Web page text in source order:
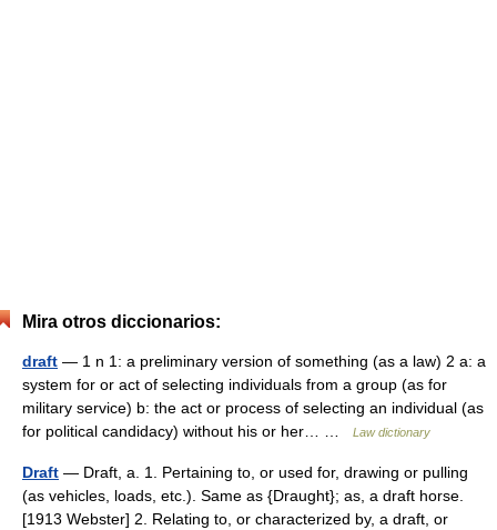
Mira otros diccionarios:
draft — 1 n 1: a preliminary version of something (as a law) 2 a: a
system for or act of selecting individuals from a group (as for
military service) b: the act or process of selecting an individual (as
for political candidacy) without his or her… …
Law dictionary
Draft — Draft, a. 1. Pertaining to, or used for, drawing or pulling
(as vehicles, loads, etc.). Same as {Draught}; as, a draft horse.
[1913 Webster] 2. Relating to, or characterized by, a draft, or